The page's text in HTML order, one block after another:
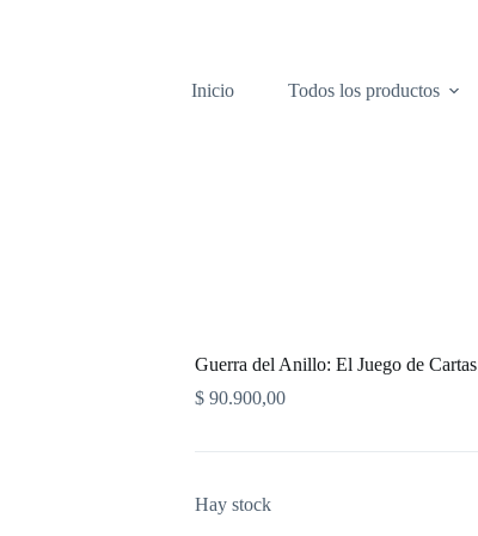
Inicio Todos los productos
Guerra del Anillo: El Juego de Cartas
$ 90.900,00
Hay stock